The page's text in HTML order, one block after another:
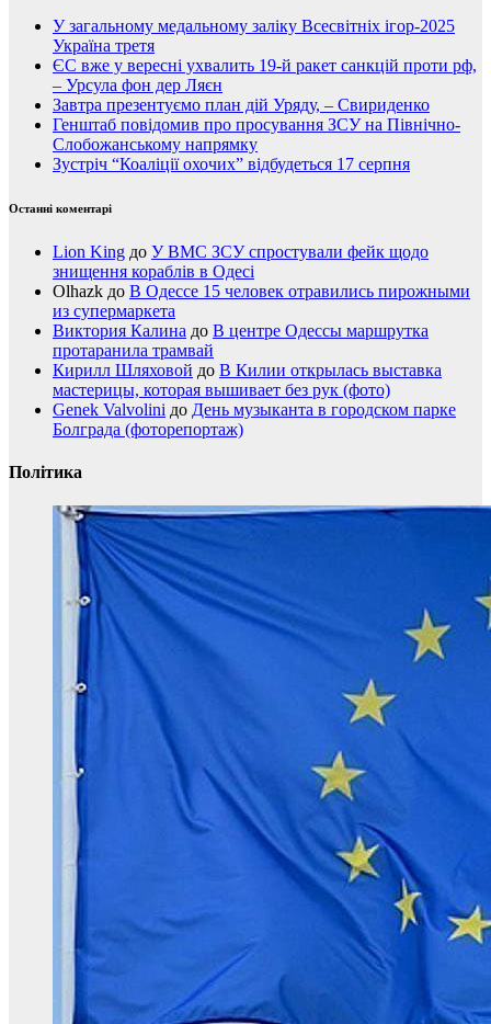
У загальному медальному заліку Всесвітніх ігор-2025
Україна третя
ЄС вже у вересні ухвалить 19-й ракет санкцій проти рф,
– Урсула фон дер Ляєн
Завтра презентуємо план дій Уряду, – Свириденко
Генштаб повідомив про просування ЗСУ на Північно-
Слобожанському напрямку
Зустріч “Коаліції охочих” відбудеться 17 серпня
Останні коментарі
Lion King до У ВМС ЗСУ спростували фейк щодо
знищення кораблів в Одесі
Olhazk до В Одессе 15 человек отравились пирожными
из супермаркета
Виктория Калина до В центре Одессы маршрутка
протаранила трамвай
Кирилл Шляховой до В Килии открылась выставка
мастерицы, которая вышивает без рук (фото)
Genek Valvolini до День музыканта в городском парке
Болграда (фоторепортаж)
Політика